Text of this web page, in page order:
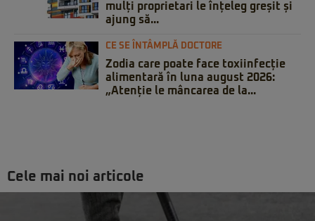
mulți proprietari le înțeleg greșit și
ajung să...
CE SE ÎNTÂMPLĂ DOCTORE
Zodia care poate face toxiinfecție
alimentară în luna august 2026:
„Atenție le mâncarea de la...
Cele mai noi articole